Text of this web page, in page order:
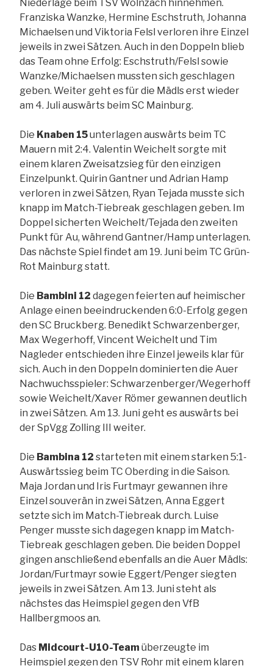
Niederlage beim TSV Wolnzach hinnehmen.
Franziska Wanzke, Hermine Eschstruth, Johanna
Michaelsen und Viktoria Felsl verloren ihre Einzel
jeweils in zwei Sätzen. Auch in den Doppeln blieb
das Team ohne Erfolg: Eschstruth/Felsl sowie
Wanzke/Michaelsen mussten sich geschlagen
geben. Weiter geht es für die Mädls erst wieder
am 4. Juli auswärts beim SC Mainburg.
Die Knaben 15unterlagen auswärts beim TC
Mauern mit 2:4. Valentin Weichelt sorgte mit
einem klaren Zweisatzsieg für den einzigen
Einzelpunkt. Quirin Gantner und Adrian Hamp
verloren in zwei Sätzen, Ryan Tejada musste sich
knapp im Match-Tiebreak geschlagen geben. Im
Doppel sicherten Weichelt/Tejada den zweiten
Punkt für Au, während Gantner/Hamp unterlagen.
Das nächste Spiel findet am 19. Juni beim TC Grün-
Rot Mainburg statt.
Die Bambini 12 dagegen feierten auf heimischer
Anlage einen beeindruckenden 6:0-Erfolg gegen
den SC Bruckberg. Benedikt Schwarzenberger,
Max Wegerhoff, Vincent Weichelt und Tim
Nagleder entschieden ihre Einzel jeweils klar für
sich. Auch in den Doppeln dominierten die Auer
Nachwuchsspieler: Schwarzenberger/Wegerhoff
sowie Weichelt/Xaver Römer gewannen deutlich
in zwei Sätzen. Am 13. Juni geht es auswärts bei
der SpVgg Zolling III weiter.
Die Bambina 12 starteten mit einem starken 5:1-
Auswärtssieg beim TC Oberding in die Saison.
Maja Jordan und Iris Furtmayr gewannen ihre
Einzel souverän in zwei Sätzen, Anna Eggert
setzte sich im Match-Tiebreak durch. Luise
Penger musste sich dagegen knapp im Match-
Tiebreak geschlagen geben. Die beiden Doppel
gingen anschließend ebenfalls an die Auer Mädls:
Jordan/Furtmayr sowie Eggert/Penger siegten
jeweils in zwei Sätzen. Am 13. Juni steht als
nächstes das Heimspiel gegen den VfB
Hallbergmoos an.
Das Midcourt-U10-Teamüberzeugte im
Heimspiel gegen den TSV Rohr mit einem klaren